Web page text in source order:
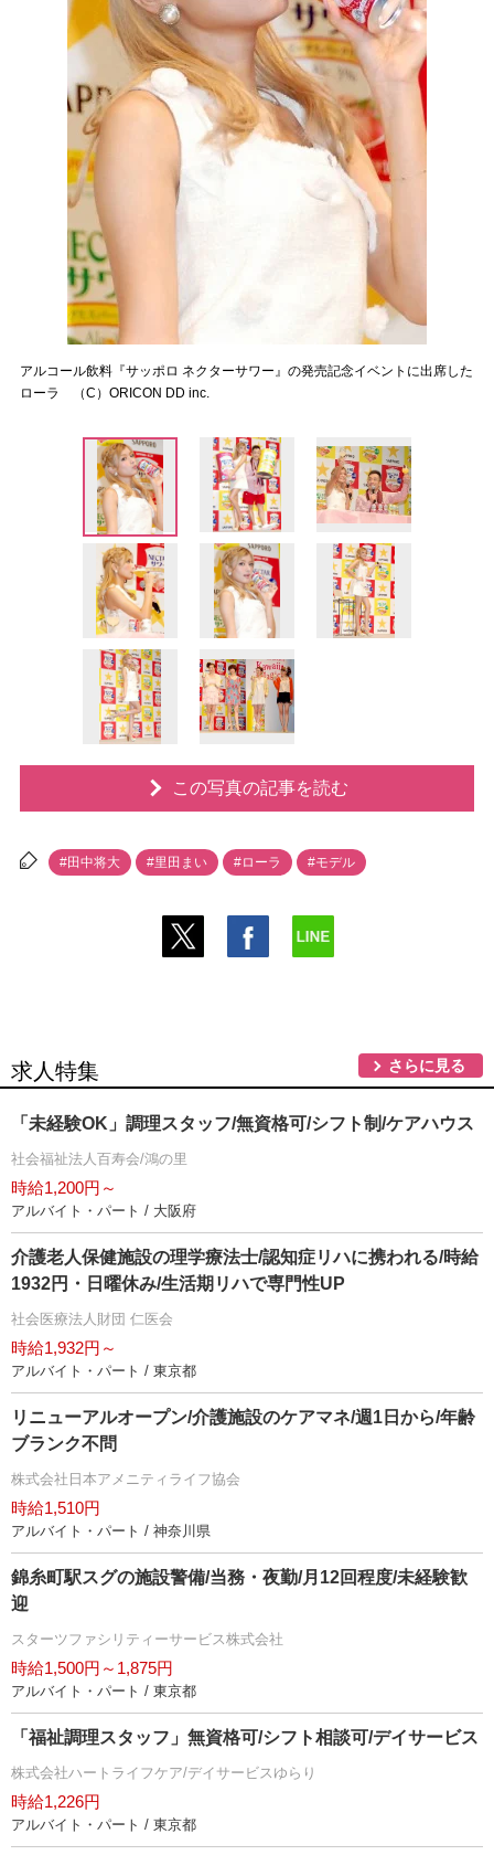
アルコール飲料『サッポロ ネクターサワー』の発売記念イベントに出席した
ローラ （C）ORICON DD inc.
この写真の記事を読む
#田中将大 #里田まい #ローラ #モデル
求人特集 さらに見る
「未経験OK」調理スタッフ/無資格可/シフト制/ケアハウス
社会福祉法人百寿会/鴻の里
時給1,200円～
アルバイト・パート / 大阪府
介護老人保健施設の理学療法士/認知症リハに携われる/時給
1932円・日曜休み/生活期リハで専門性UP
社会医療法人財団 仁医会
時給1,932円～
アルバイト・パート / 東京都
リニューアルオープン/介護施設のケアマネ/週1日から/年齢
ブランク不問
株式会社日本アメニティライフ協会
時給1,510円
アルバイト・パート / 神奈川県
錦糸町駅スグの施設警備/当務・夜勤/月12回程度/未経験歓
迎
スターツファシリティーサービス株式会社
時給1,500円～1,875円
アルバイト・パート / 東京都
「福祉調理スタッフ」無資格可/シフト相談可/デイサービス
株式会社ハートライフケア/デイサービスゆらり
時給1,226円
アルバイト・パート / 東京都